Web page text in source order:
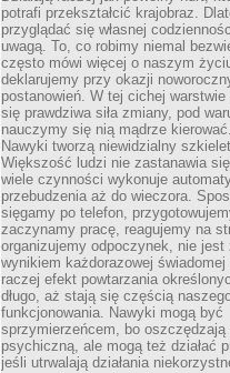
potrafi przekształcić krajobraz.
przyglądać się własnej
uwagą. To, co robimy niemal
często mówi więcej o naszym
deklarujemy przy okazji
postanowień. W tej cichej
się prawdziwa siła zmiany, pod
nauczymy się nią mądrze kierować.
Nawyki tworzą niewidzialny
Większość ludzi nie zastanawia
wiele czynności wykonuje
przebudzenia aż do wieczora.
sięgamy po telefon,
zaczynamy pracę, reagujemy na
organizujemy odpoczynek, nie jest
wynikiem każdorazowej
raczej efekt powtarzania
długo, aż stają się częścią
funkcjonowania. Nawyki mogą być
sprzymierzeńcem, bo oszczędzają
psychiczną, ale mogą też działać
jeśli utrwalają działania